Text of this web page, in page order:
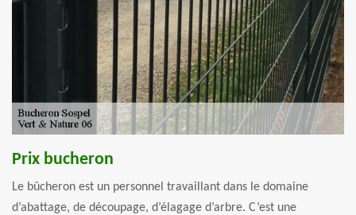
Prix bucheron
Le bûcheron est un personnel travaillant dans le domaine
d’abattage, de découpage, d’élagage d’arbre. C’est une